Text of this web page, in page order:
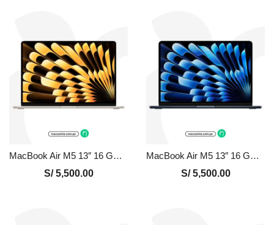
MacBook Air M5 13″ 16 GB – 512 GB Nuevo en Perú | Blanco, Precio y Garantía
S/5,500.00
MacBook Air M5 13″ 16 GB – 512 GB Nuevo en Perú | Medianoche, Precio y Garantía
S/5,500.00